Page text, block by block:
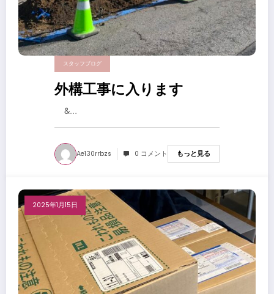
スタッフブログ
外構工事に入ります
&…
Ae130rrbzs 0 コメント もっと見る
2025年1月15日